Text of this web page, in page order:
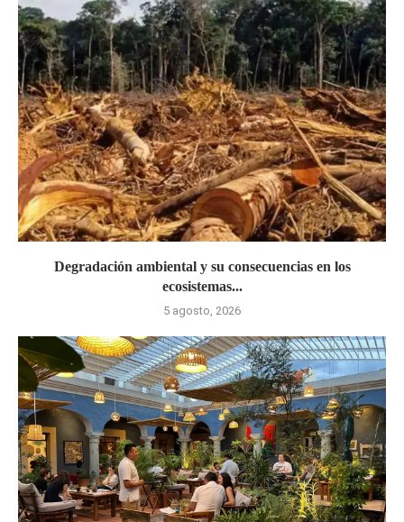
Degradación ambiental y su consecuencias en los
ecosistemas...
5 agosto, 2026